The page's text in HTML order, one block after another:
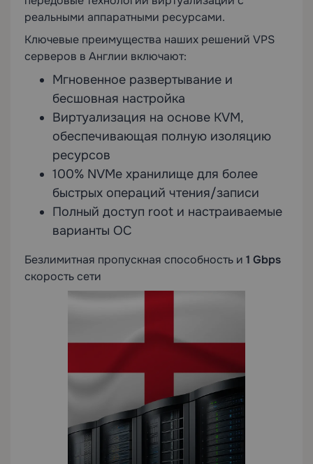
реальными аппаратными ресурсами.
Ключевые преимущества наших решений VPS
серверов в Англии включают:
Мгновенное развертывание и
бесшовная настройка
Виртуализация на основе KVM,
обеспечивающая полную изоляцию
ресурсов
100% NVMe хранилище для более
быстрых операций чтения/записи
Полный доступ root и настраиваемые
варианты ОС
Безлимитная пропускная способность и 1 Gbps
скорость сети